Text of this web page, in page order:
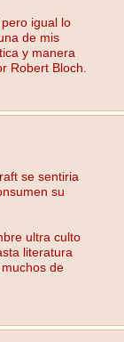
igual lo
de mis
y manera
Robert Bloch.
se sentiria
su
ultra culto
literatura
de